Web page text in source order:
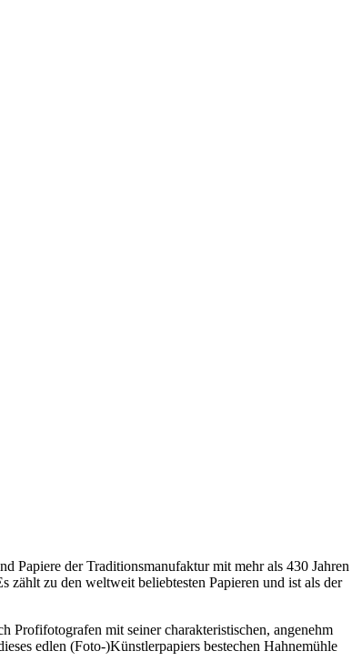
Papiere der Traditionsmanufaktur mit mehr als 430 Jahren
zu den weltweit beliebtesten Papieren und ist als der
mit seiner charakteristischen, angenehm
edlen (Foto-)Künstlerpapiers bestechen Hahnemühle